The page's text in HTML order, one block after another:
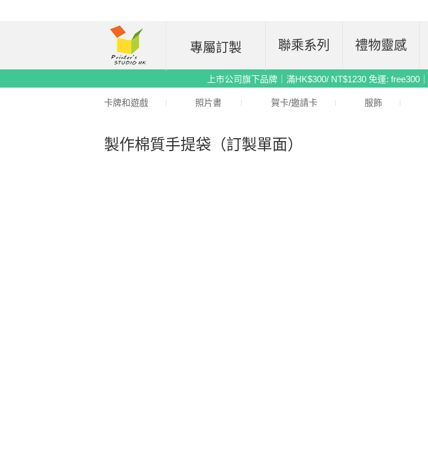
製作棉質手提袋（訂製單面）
專屬訂製 聯乘系列 禮物靈感
上市公司旗下品牌｜滿HK$300/ NT$1230 免運: free300｜
卡牌和遊戲 照片書 賀卡/邀請卡 服飾